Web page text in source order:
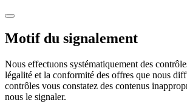
Motif du signalement
Nous effectuons systématiquement des
légalité et la conformité des offres que nous
contrôles vous constatez des contenus
nous le signaler.